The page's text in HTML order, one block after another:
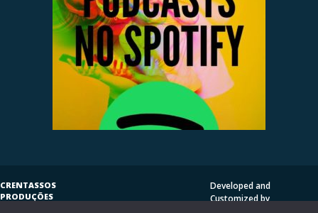
CRENTASSOS
PRODUÇÕES
Developed and
Customized by